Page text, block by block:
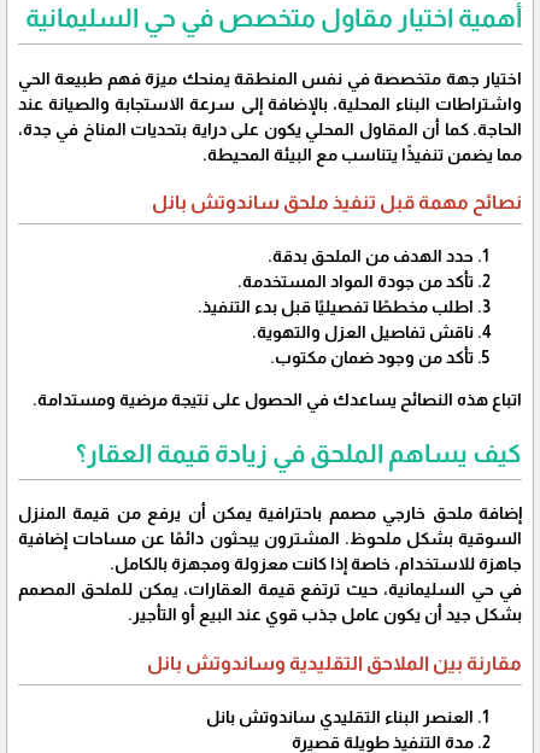
أهمية اختيار مقاول متخصص في حي السليمانية
اختيار جهة متخصصة في نفس المنطقة يمنحك ميزة فهم طبيعة الحي
واشتراطات البناء المحلية، بالإضافة إلى سرعة الاستجابة والصيانة عند
الحاجة. كما أن المقاول المحلي يكون على دراية بتحديات المناخ في جدة،
مما يضمن تنفيذًا يتناسب مع البيئة المحيطة.
نصائح مهمة قبل تنفيذ ملحق ساندوتش بانل
حدد الهدف من الملحق بدقة.
تأكد من جودة المواد المستخدمة.
اطلب مخططًا تفصيليًا قبل بدء التنفيذ.
ناقش تفاصيل العزل والتهوية.
تأكد من وجود ضمان مكتوب.
اتباع هذه النصائح يساعدك في الحصول على نتيجة مرضية ومستدامة.
كيف يساهم الملحق في زيادة قيمة العقار؟
إضافة ملحق خارجي مصمم باحترافية يمكن أن يرفع من قيمة المنزل
السوقية بشكل ملحوظ. المشترون يبحثون دائمًا عن مساحات إضافية
جاهزة للاستخدام، خاصة إذا كانت معزولة ومجهزة بالكامل.
في حي السليمانية، حيث ترتفع قيمة العقارات، يمكن للملحق المصمم
بشكل جيد أن يكون عامل جذب قوي عند البيع أو التأجير.
مقارنة بين الملاحق التقليدية وساندوتش بانل
العنصر البناء التقليدي ساندوتش بانل
مدة التنفيذ طويلة قصيرة